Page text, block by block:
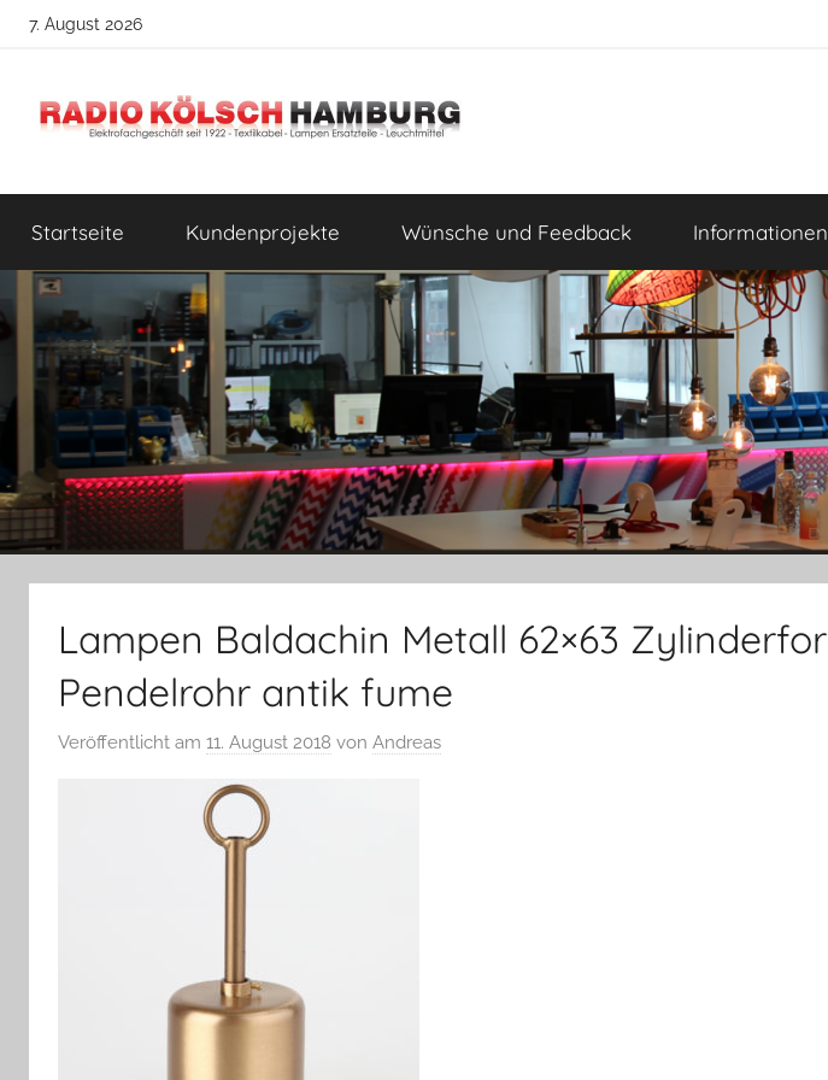
Zum7. August 2026
Radio
Kölsch
Hamburg
Lampenbau
Tipps
Startseite Kundenprojekte Wünsche und Feedback Informationen
Lampen Baldachin Metall 62×63
Pendelrohr antik fume
Veröffentlicht am 11. August 2018 von Andreas